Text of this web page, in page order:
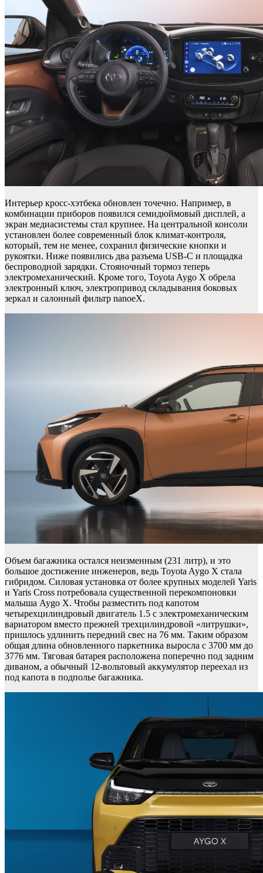
Интерьер кросс-хэтбека обновлен точечно. Например, в
комбинации приборов появился семидюймовый дисплей, а
экран медиасистемы стал крупнее. На центральной консоли
установлен более современный блок климат-контроля,
который, тем не менее, сохранил физические кнопки и
рукоятки. Ниже появились два разъема USB-C и площадка
беспроводной зарядки. Стояночный тормоз теперь
электромеханический. Кроме того, Toyota Aygo X обрела
электронный ключ, электропривод складывания боковых
зеркал и салонный фильтр nanoeX.
Объем багажника остался неизменным (231 литр), и это
большое достижение инженеров, ведь Toyota Aygo X стала
гибридом. Силовая установка от более крупных моделей Yaris
и Yaris Cross потребовала существенной перекомпоновки
малыша Aygo X. Чтобы разместить под капотом
четырехцилиндровый двигатель 1.5 с электромеханическим
вариатором вместо прежней трехцилиндровой «литрушки»,
пришлось удлинить передний свес на 76 мм. Таким образом
общая длина обновленного паркетника выросла с 3700 мм до
3776 мм. Тяговая батарея расположена поперечно под задним
диваном, а обычный 12-вольтовый аккумулятор переехал из
под капота в подполье багажника.